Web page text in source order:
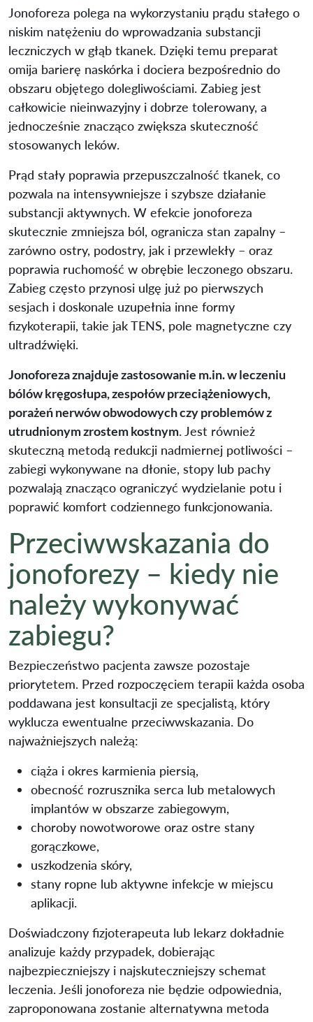
Jonoforeza polega na wykorzystaniu prądu stałego o
niskim natężeniu do wprowadzania substancji
leczniczych w głąb tkanek. Dzięki temu preparat
omija barierę naskórka i dociera bezpośrednio do
obszaru objętego dolegliwościami. Zabieg jest
całkowicie nieinwazyjny i dobrze tolerowany, a
jednocześnie znacząco zwiększa skuteczność
stosowanych leków.
Prąd stały poprawia przepuszczalność tkanek, co
pozwala na intensywniejsze i szybsze działanie
substancji aktywnych. W efekcie jonoforeza
skutecznie zmniejsza ból, ogranicza stan zapalny –
zarówno ostry, podostry, jak i przewlekły – oraz
poprawia ruchomość w obrębie leczonego obszaru.
Zabieg często przynosi ulgę już po pierwszych
sesjach i doskonale uzupełnia inne formy
fizykoterapii, takie jak TENS, pole magnetyczne czy
ultradźwięki.
Jonoforeza znajduje zastosowanie m.in. w leczeniu
bólów kręgosłupa, zespołów przeciążeniowych,
porażeń nerwów obwodowych czy problemów z
utrudnionym zrostem kostnym. Jest również
skuteczną metodą redukcji nadmiernej potliwości –
zabiegi wykonywane na dłonie, stopy lub pachy
pozwalają znacząco ograniczyć wydzielanie potu i
poprawić komfort codziennego funkcjonowania.
Przeciwwskazania do
jonoforezy – kiedy nie
należy wykonywać
zabiegu?
Bezpieczeństwo pacjenta zawsze pozostaje
priorytetem. Przed rozpoczęciem terapii każda osoba
poddawana jest konsultacji ze specjalistą, który
wyklucza ewentualne przeciwwskazania. Do
najważniejszych należą:
ciąża i okres karmienia piersią,
obecność rozrusznika serca lub metalowych
implantów w obszarze zabiegowym,
choroby nowotworowe oraz ostre stany
gorączkowe,
uszkodzenia skóry,
stany ropne lub aktywne infekcje w miejscu
aplikacji.
Doświadczony fizjoterapeuta lub lekarz dokładnie
analizuje każdy przypadek, dobierając
najbezpieczniejszy i najskuteczniejszy schemat
leczenia. Jeśli jonoforeza nie będzie odpowiednia,
zaproponowana zostanie alternatywna metoda